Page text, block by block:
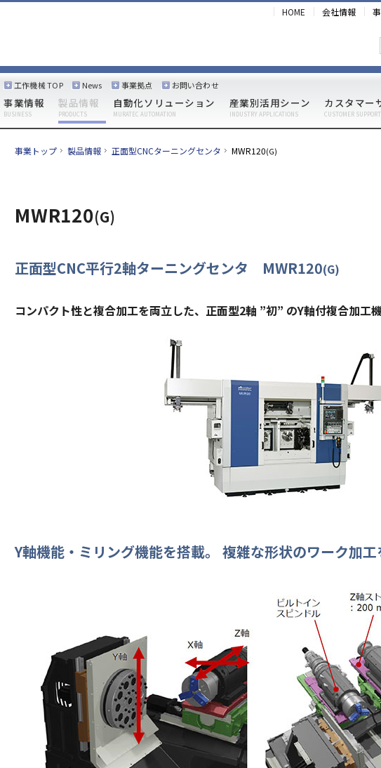
HOME 会社情報
事業情報
BUSINESS
製品情報
PRODUCTS
自動化ソリューション
MURATEC AUTOMATION
産業別活用シーン
INDUSTRY APPLICATIONS
カスタマー
CUSTOMER SUPPORT
工作機械 TOP News 事業拠点 お問い合わせ
事業トップ 製品情報 正面型CNCターニングセンタ MWR120(G)
MWR120(G)
正面型CNC平行2軸ターニングセンタ MWR120(G)
コンパクト性と複合加工を両立した、正面型2軸 ”初” のY軸付複合加工
Y軸機能・ミリング機能を搭載。 複雑な形状のワーク加工